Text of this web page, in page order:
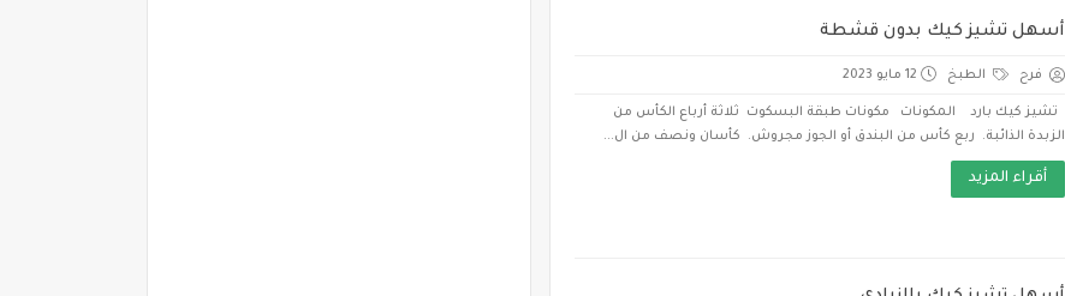
أسهل تشيز كيك بدون قشطة
فرح الطبخ 12 مايو 2023
تشيز كيك بارد المكونات مكونات طبقة البسكوت ثلاثة أرباع الكأس من
الزبدة الذائبة. ربع كأس من البندق أو الجوز مجروش. كأسان ونصف من ال...
أقراء المزيد